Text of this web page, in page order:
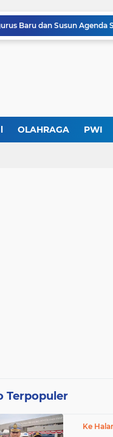
Baru dan Susun Agenda
OLAHRAGA PWI
Terpopuler
Ke